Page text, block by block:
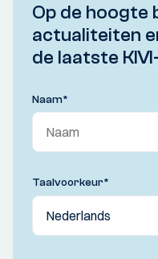
Op de hoogte
actualiteiten
de laatste
Naam*
Taalvoorkeur*